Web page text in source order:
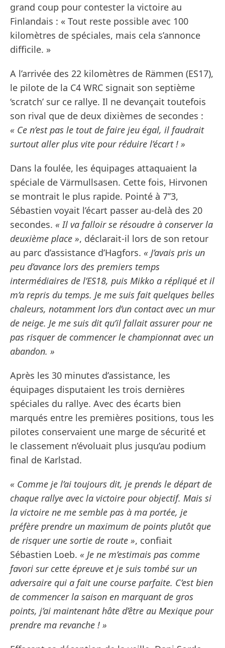
grand coup pour contester la victoire au
Finlandais : « Tout reste possible avec 100
kilomètres de spéciales, mais cela s’annonce
difficile. »
A l’arrivée des 22 kilomètres de Rämmen (ES17),
le pilote de la C4 WRC signait son septième
‘scratch’ sur ce rallye. Il ne devançait toutefois
son rival que de deux dixièmes de secondes :
« Ce n’est pas le tout de faire jeu égal, il faudrait
surtout aller plus vite pour réduire l’écart ! »
Dans la foulée, les équipages attaquaient la
spéciale de Värmullsasen. Cette fois, Hirvonen
se montrait le plus rapide. Pointé à 7’’3,
Sébastien voyait l’écart passer au-delà des 20
secondes. « Il va falloir se résoudre à conserver la
deuxième place », déclarait-il lors de son retour
au parc d’assistance d’Hagfors. « J’avais pris un
peu d’avance lors des premiers temps
intermédiaires de l’ES18, puis Mikko a répliqué et il
m’a repris du temps. Je me suis fait quelques belles
chaleurs, notamment lors d’un contact avec un mur
de neige. Je me suis dit qu’il fallait assurer pour ne
pas risquer de commencer le championnat avec un
abandon. »
Après les 30 minutes d’assistance, les
équipages disputaient les trois dernières
spéciales du rallye. Avec des écarts bien
marqués entre les premières positions, tous les
pilotes conservaient une marge de sécurité et
le classement n’évoluait plus jusqu’au podium
final de Karlstad.
« Comme je l’ai toujours dit, je prends le départ de
chaque rallye avec la victoire pour objectif. Mais si
la victoire ne me semble pas à ma portée, je
préfère prendre un maximum de points plutôt que
de risquer une sortie de route », confiait
Sébastien Loeb. « Je ne m’estimais pas comme
favori sur cette épreuve et je suis tombé sur un
adversaire qui a fait une course parfaite. C’est bien
de commencer la saison en marquant de gros
points, j’ai maintenant hâte d’être au Mexique pour
prendre ma revanche ! »